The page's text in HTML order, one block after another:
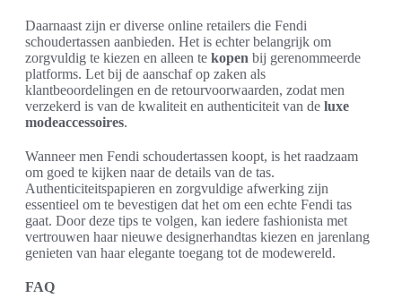
Daarnaast zijn er diverse online retailers die Fendi
schoudertassen aanbieden. Het is echter belangrijk om
zorgvuldig te kiezen en alleen te kopen bij gerenommeerde
platforms. Let bij de aanschaf op zaken als
klantbeoordelingen en de retourvoorwaarden, zodat men
verzekerd is van de kwaliteit en authenticiteit van de luxe
modeaccessoires.
Wanneer men Fendi schoudertassen koopt, is het raadzaam
om goed te kijken naar de details van de tas.
Authenticiteitspapieren en zorgvuldige afwerking zijn
essentieel om te bevestigen dat het om een echte Fendi tas
gaat. Door deze tips te volgen, kan iedere fashionista met
vertrouwen haar nieuwe designerhandtas kiezen en jarenlang
genieten van haar elegante toegang tot de modewereld.
FAQ